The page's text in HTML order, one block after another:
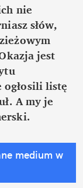
nie
słów,
jest
ogłosili listę
A my je
medium w